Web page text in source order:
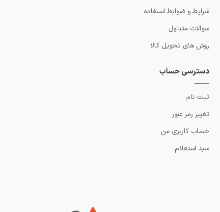
شرایط و ضوابط استفاده
سوالات متداول
روش های تحویل کالا
دسترسی حساب
ثبت نام
تغییر رمز عبور
حساب کاربری من
سبد استعلام